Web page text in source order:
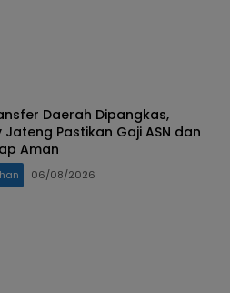
Daerah Dipangkas,
Jateng Pastikan Gaji ASN dan
Aman
06/08/2026